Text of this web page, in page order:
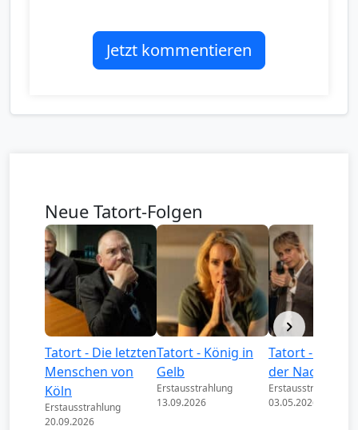
Jetzt kommentieren
Neue Tatort-Folgen
Tatort - Die letzten
Menschen von
Köln
Erstausstrahlung
20.09.2026
Tatort - König in
Gelb
Erstausstrahlung
13.09.2026
Tatort - Könige
der Nacht
Erstausstrahlung
03.05.2026